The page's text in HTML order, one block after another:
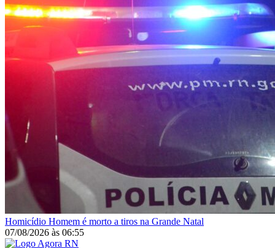
Homicídio Homem é morto a tiros na Grande Natal
07/08/2026 às 06:55